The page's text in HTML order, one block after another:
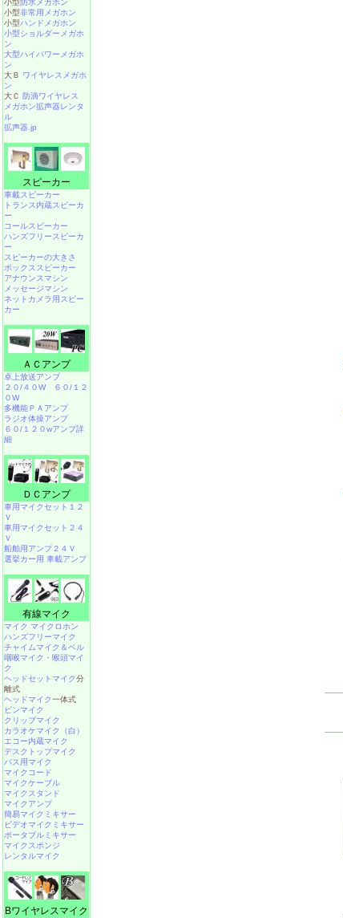
小型 防水メガホン
小型非常用メガホン
小型ハンドメガホン
小型ショルダーメガホ
ン
大型ハイパワーメガホ
ン
大Ｂ ワイヤレスメガホ
ン
大Ｃ 防滴ワイヤレス
メガホン拡声器レンタ
ル
拡声器.jp
スピーカー
車載スピーカー
トランス内蔵スピーカ
ー
コールスピーカー
ハンズフリースピーカ
ー
スピーカーの大きさ
ボックススピーカー
アナウンスマシン
メッセージマシン
ネットカメラ用スピー
カー
ＡＣアンプ
卓上放送アンプ
２０/４０W
６０/１２
０W
多機能ＰＡアンプ
ラジオ体操アンプ
６０/１２０wアンプ詳
細
ＤＣアンプ
車用マイクセット１２
Ｖ
車用マイクセット２４
Ｖ
船舶用アンプ２４Ｖ
選挙カー用 車載アンプ
有線マイク
マイク マイクロホン
ハンズフリーマイク
チャイムマイク＆ベル
咽喉マイク・喉頭マイ
ク
ヘッドセットマイク分
離式
ヘッドマイク一体式
ピンマイク
クリップマイク
カラオケマイク（白）
エコー内蔵マイク
デスクトップマイク
バス用マイク
マイクコード
マイクケーブル
マイクスタンド
マイクアンプ
簡易マイクミキサー
ビデオマイクミキサー
ポータブルミキサー
マイクスポンジ
レンタルマイク
Bワイヤレスマイク